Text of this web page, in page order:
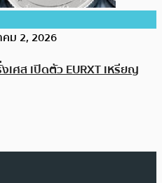
ม 2, 2026
ศส เปิดตัว EURXT เหรียญ